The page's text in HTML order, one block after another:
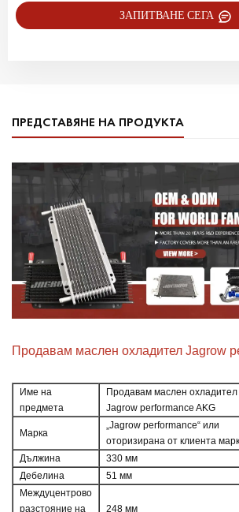
ЗАПИТВАНЕ СЕГА
ПРЕДСТАВЯНЕ НА ПРОДУКТА
Продавам маслен охладител Jagrow
Име на
предмета
Продавам маслен охладител
Jagrow performance AKG
Марка
„Jagrow performance“ или
оторизирана от клиента
Дължина
330 мм
Дебелина
51 мм
Междуцентрово
разстояние на
248 мм